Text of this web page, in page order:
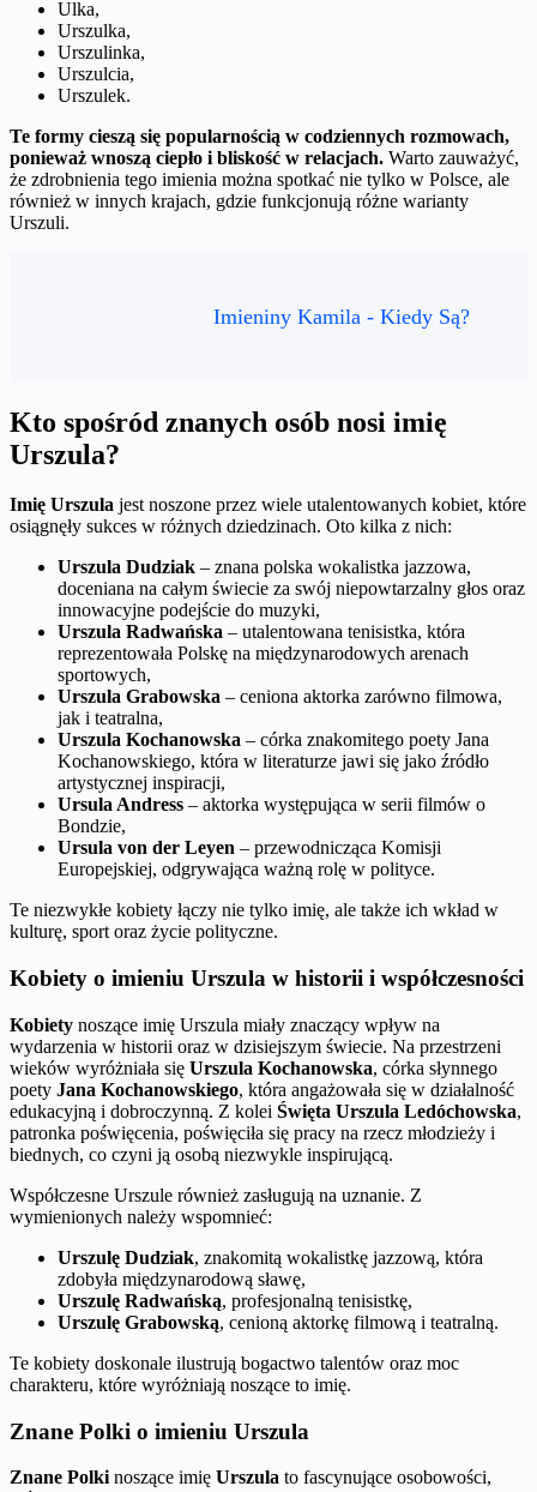
Ulka,
Urszulka,
Urszulinka,
Urszulcia,
Urszulek.
Te formy cieszą się popularnością w codziennych rozmowach,
ponieważ wnoszą ciepło i bliskość w relacjach. Warto zauważyć,
że zdrobnienia tego imienia można spotkać nie tylko w Polsce, ale
również w innych krajach, gdzie funkcjonują różne warianty
Urszuli.
Imieniny Kamila - Kiedy Są?
Kto spośród znanych osób nosi imię
Urszula?
Imię Urszula jest noszone przez wiele utalentowanych kobiet, które
osiągnęły sukces w różnych dziedzinach. Oto kilka z nich:
Urszula Dudziak – znana polska wokalistka jazzowa,
doceniana na całym świecie za swój niepowtarzalny głos oraz
innowacyjne podejście do muzyki,
Urszula Radwańska – utalentowana tenisistka, która
reprezentowała Polskę na międzynarodowych arenach
sportowych,
Urszula Grabowska – ceniona aktorka zarówno filmowa,
jak i teatralna,
Urszula Kochanowska – córka znakomitego poety Jana
Kochanowskiego, która w literaturze jawi się jako źródło
artystycznej inspiracji,
Ursula Andress – aktorka występująca w serii filmów o
Bondzie,
Ursula von der Leyen – przewodnicząca Komisji
Europejskiej, odgrywająca ważną rolę w polityce.
Te niezwykłe kobiety łączy nie tylko imię, ale także ich wkład w
kulturę, sport oraz życie polityczne.
Kobiety o imieniu Urszula w historii i współczesności
Kobiety noszące imię Urszula miały znaczący wpływ na
wydarzenia w historii oraz w dzisiejszym świecie. Na przestrzeni
wieków wyróżniała się Urszula Kochanowska, córka słynnego
poety Jana Kochanowskiego, która angażowała się w działalność
edukacyjną i dobroczynną. Z kolei Święta Urszula Ledóchowska,
patronka poświęcenia, poświęciła się pracy na rzecz młodzieży i
biednych, co czyni ją osobą niezwykle inspirującą.
Współczesne Urszule również zasługują na uznanie. Z
wymienionych należy wspomnieć:
Urszulę Dudziak, znakomitą wokalistkę jazzową, która
zdobyła międzynarodową sławę,
Urszulę Radwańską, profesjonalną tenisistkę,
Urszulę Grabowską, cenioną aktorkę filmową i teatralną.
Te kobiety doskonale ilustrują bogactwo talentów oraz moc
charakteru, które wyróżniają noszące to imię.
Znane Polki o imieniu Urszula
Znane Polki noszące imię Urszula to fascynujące osobowości,